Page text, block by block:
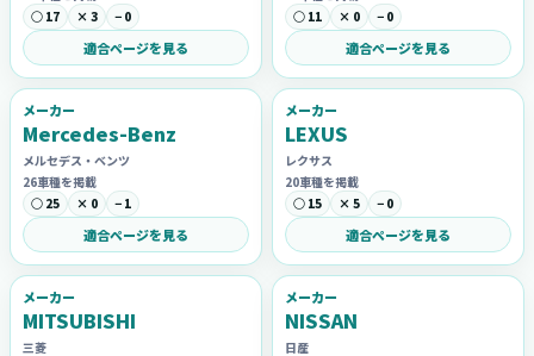
○ 17
× 3 − 0
適合ページを見る
○ 11
× 0 − 0
適合ページを見る
メーカー
Mercedes-Benz
メルセデス・ベンツ
26車種を掲載
○ 25
× 0 − 1
適合ページを見る
メーカー
LEXUS
レクサス
20車種を掲載
○ 15
× 5 − 0
適合ページを見る
メーカー
MITSUBISHI
三菱
メーカー
NISSAN
日産